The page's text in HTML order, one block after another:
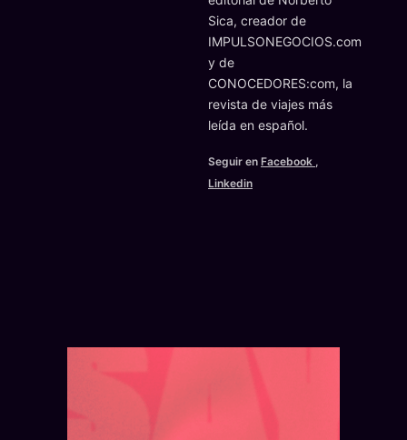
Sica, creador de
IMPULSONEGOCIOS.com
y de
CONOCEDORES:com, la
revista de viajes más
leída en español.
Seguir en Facebook ,
Linkedin